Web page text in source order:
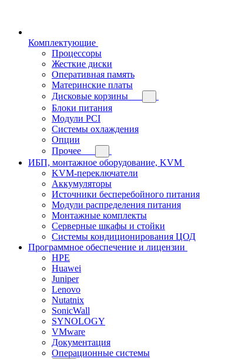
Комплектующие
Процессоры
Жесткие диски
Оперативная память
Материнские платы
Дисковые корзины
Блоки питания
Модули PCI
Системы охлаждения
Опции
Прочее
ИБП, монтажное оборудование, KVM
KVM-переключатели
Аккумуляторы
Источники бесперебойного питания
Модули распределения питания
Монтажные комплекты
Серверные шкафы и стойки
Системы кондиционирования ЦОД
Программное обеспечение и лицензии
HPE
Huawei
Juniper
Lenovo
Nutatnix
SonicWall
SYNOLOGY
VMware
Документация
Операционные системы